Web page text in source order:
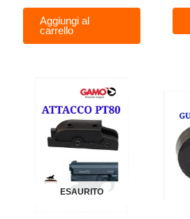
Aggiungi al
carrello
ESAURITO